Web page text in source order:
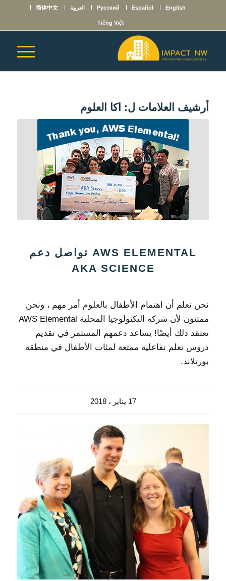
English
Español
Русский العربية 简体中文
Tiếng Việt
أرشيف العلامات ل: اكا العلوم
AWS ELEMENTAL تواصل دعم
AKA SCIENCE
نحن نعلم أن اهتمام الأطفال بالعلوم أمر مهم ، ونحن
ممتنون لأن شركة التكنولوجيا المحلية AWS Elemental
تعتقد ذلك أيضًا! يساعد دعمهم المستمر في تقديم
دروس تعلم تفاعلية ممتعة لمئات الأطفال في منطقة
بورتلاند.
17 يناير ، 2018